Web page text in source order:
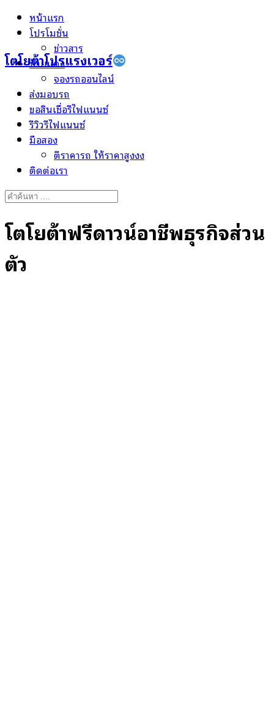
Skip
โตโยต้าโปรแรงเวอร์
หน้าแรก
โปรโมชั่น
ข่าวสาร
ป้ายแดง
จองรถออนไลน์
ส่งมอบรถ
ขอสินเชื่อรีไฟแนนซ์
รีวิวรีไฟแนนซ์
มือสอง
ตีราคารถ ให้ราคาสูงงง
ติดต่อเรา
Search
โตโยต้าฟรีดาวน์อาชีพธุรกิจส่วน
ตัว